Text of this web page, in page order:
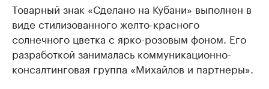
Товарный знак «Сделано на Кубани» выполнен в
виде стилизованного желто-красного
солнечного цветка с ярко-розовым фоном. Его
разработкой занималась коммуникационно-
консалтинговая группа «Михайлов и партнеры».